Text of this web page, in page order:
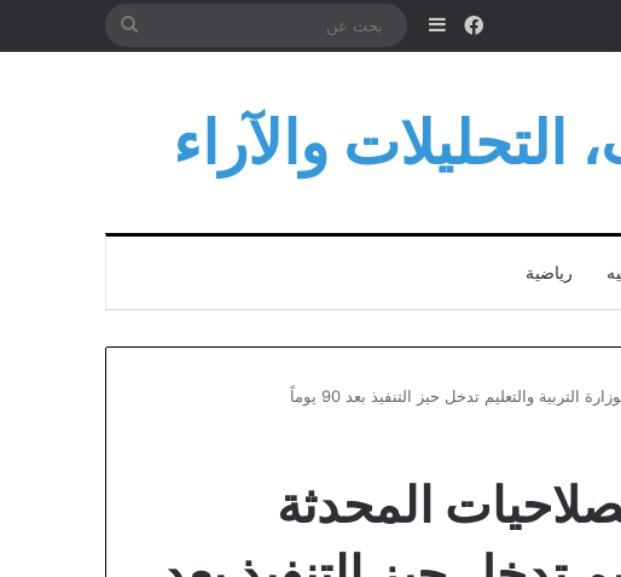
فيسبوكإضافة عمود جانبي
بحث
والآراء
رياضية
والتعليم تدخل حيز التنفيذ بعد 90 يوماً
المحدثة